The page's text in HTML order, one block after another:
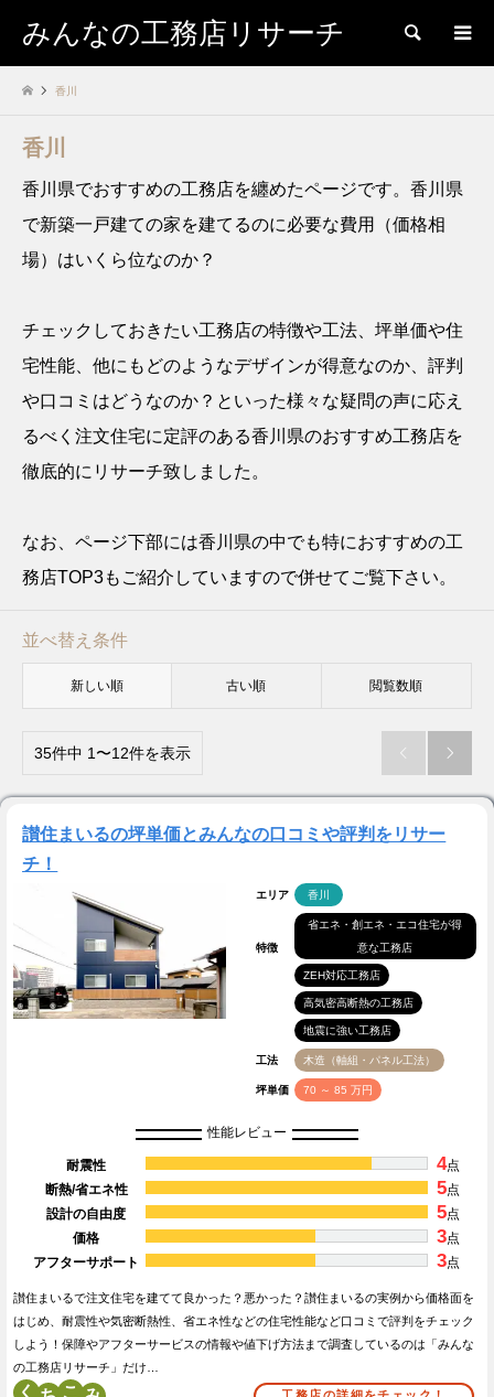
みんなの工務店リサーチ 検索
香川
香川
香川県でおすすめの工務店を纏めたページです。香川県
で新築一戸建ての家を建てるのに必要な費用（価格相
場）はいくら位なのか？
チェックしておきたい工務店の特徴や工法、坪単価や住
宅性能、他にもどのようなデザインが得意なのか、評判
や口コミはどうなのか？といった様々な疑問の声に応え
るべく注文住宅に定評のある香川県のおすすめ工務店を
徹底的にリサーチ致しました。
なお、ページ下部には香川県の中でも特におすすめの工
務店TOP3もご紹介していますので併せてご覧下さい。
並べ替え条件
新しい順 古い順 閲覧数順
35件中 1〜12件を表示  
讃住まいるの坪単価とみんなの口コミや評判をリサー
チ！
エリア 香川
特徴
省エネ・創エネ・エコ住宅が得
意な工務店
ZEH対応工務店
高気密高断熱の工務店
地震に強い工務店
工法 木造（軸組・パネル工法）
坪単価 70 ～ 85 万円
性能レビュー
耐震性 4点
断熱/省エネ性
5点
設計の自由度
5点
価格
3点
アフターサポート
3点
讃住まいるで注文住宅を建てて良かった？悪かった？讃住まいるの実例から価格面を
はじめ、耐震性や気密断熱性、省エネ性などの住宅性能など口コミで評判をチェック
しよう！保障やアフターサービスの情報や値下げ方法まで調査しているのは「みんな
の工務店リサーチ」だけ…
く こ